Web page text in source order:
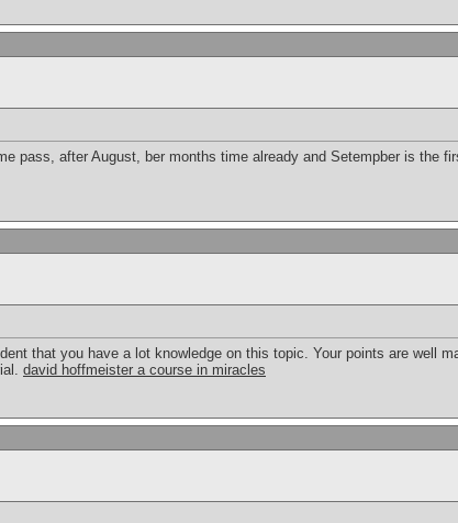
pass, after August, ber months time already and Setempber is the
that you have a lot knowledge on this topic. Your points are well
david hoffmeister a course in miracles